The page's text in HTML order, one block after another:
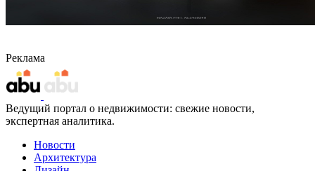
Реклама
Ведущий портал о недвижимости: свежие новости,
экспертная аналитика.
Новости
Архитектура